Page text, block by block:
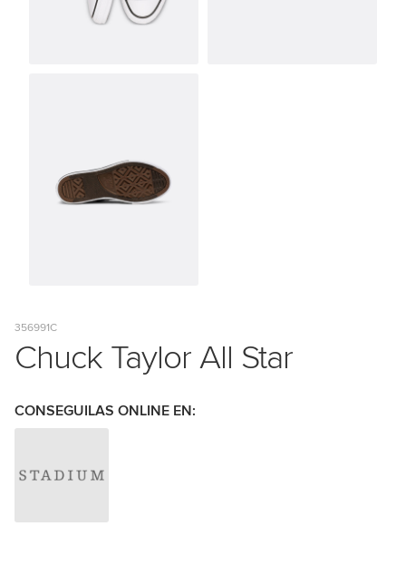
356991C
Chuck Taylor All Star
CONSEGUILAS ONLINE EN: